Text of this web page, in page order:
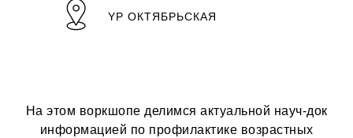
YP ОКТЯБРЬСКАЯ
На этом воркшопе делимся актуальной науч-док
информацией по профилактике возрастных